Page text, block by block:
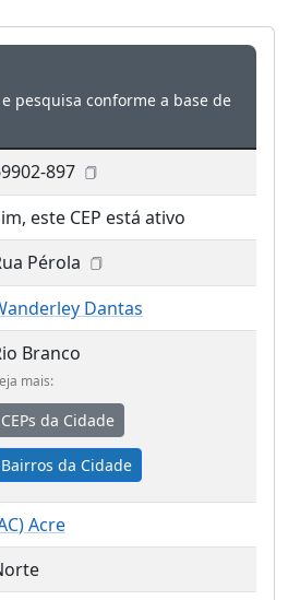
e pesquisa conforme a base de
897
este CEP está ativo
Pérola
Dantas
Branco
mais:
CEPs da Cidade
Bairros da Cidade
) Acre